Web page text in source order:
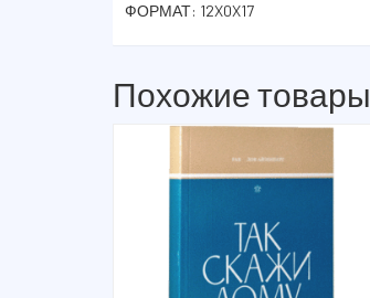
ФОРМАТ: 12X0X17
Похожие товары